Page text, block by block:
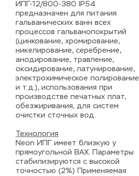
ИПГ-12/800-380 IP54
предназначен для питания
гальванических ванн всех
процессов гальванопокрытий
(цинкование, хромирование,
никелирование, серебрение,
анодирование, травление,
оксидирование, латунирование,
электрохимическое полирование
и т.д.), использования при
производстве печатных плат,
обезжиривания, для систем
очистки сточных вод.
Технология
Neon ИПГ имеет близкую у
прямоугольной ВАХ. Параметры
стабилизируются с высокой
точностью (2%) Применяемая